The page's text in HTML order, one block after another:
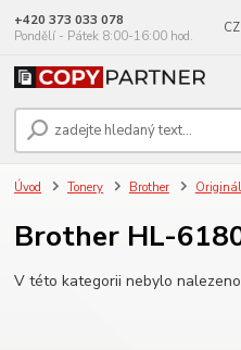
+420 373 033 078
Pondělí - Pátek 8:00-16:00 hod.
Úvod Tonery Brother
Brother HL-
V této kategorii nebylo